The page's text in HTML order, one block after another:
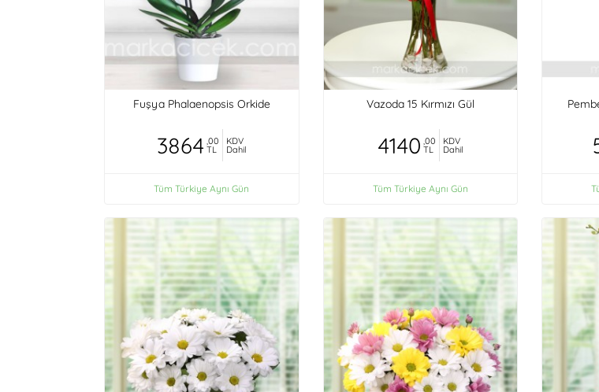
Fuşya Phalaenopsis Orkide
3864 ,00
TL
KDV
Dahil
Tüm Türkiye Aynı Gün
Vazoda 15 Kırmızı Gül
4140 ,00
TL
KDV
Dahil
Tüm Türkiye Aynı Gün